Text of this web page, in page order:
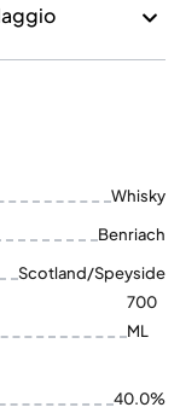
Whisky
Benriach
Scotland/Speyside
700
ML
40.0%